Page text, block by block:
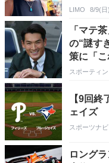
LIMO 8/9(
「マテ
の“謎す
策に「こ
スポーティ
【9回
ェイズ
スポーツナビ
ロング